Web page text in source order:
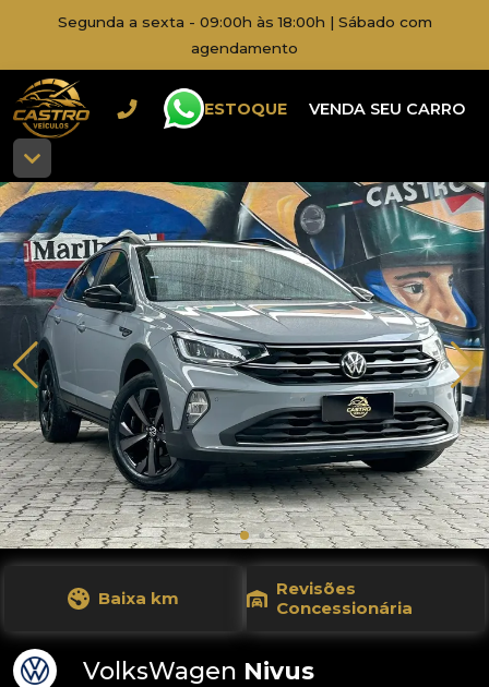
Segunda a sexta - 09:00h às 18:00h | Sábado com
agendamento
ESTOQUE VENDA SEU CARRO
Baixa km
Revisões
Concessionária
VolksWagen Nivus